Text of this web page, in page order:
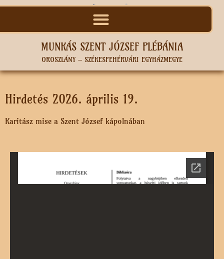
MUNKÁS SZENT JÓZSEF PLÉBÁNIA
OROSZLÁNY – SZÉKESFEHÉRVÁRI EGYHÁZMEGYE
Hirdetés 2026. április 19.
Karitász mise a Szent József kápolnában